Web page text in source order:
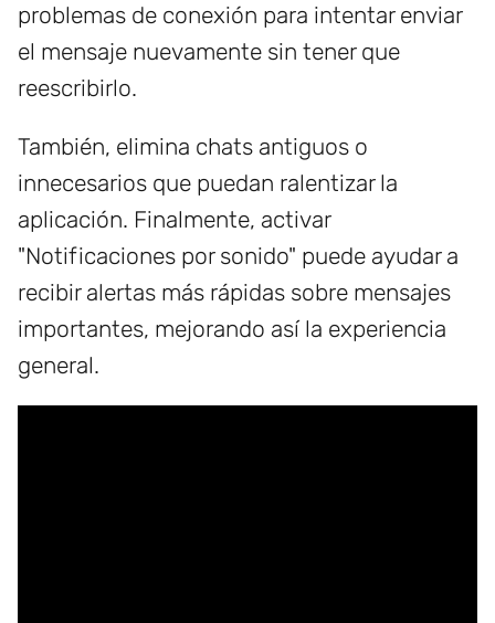
problemas de conexión para intentar enviar
el mensaje nuevamente sin tener que
reescribirlo.
También, elimina chats antiguos o
innecesarios que puedan ralentizar la
aplicación. Finalmente, activar
"Notificaciones por sonido" puede ayudar a
recibir alertas más rápidas sobre mensajes
importantes, mejorando así la experiencia
general.